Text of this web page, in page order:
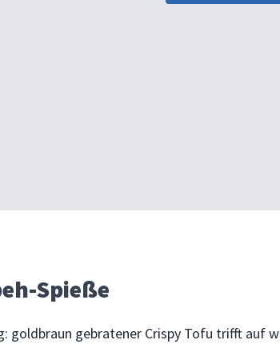
Spieße
goldbraun gebratener Crispy Tofu trifft auf